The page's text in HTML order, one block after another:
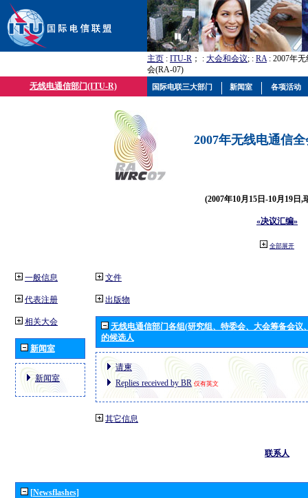
主页 : ITU-R ； : 大会和会议; : RA: 2007年
会(RA-07)
无线电通信部门(ITU-R)
2007年无线电通信
(2007年10月15日-10月19日,
«决议汇编»
全部展开
一般信息
代表注册
相关大会
新闻室
新闻室
文件
出版物
无线电通信部门各组(研究组、特委会、大会筹备会议
的候选人
请柬
Replies received by BR 仅有英文
其它信息
联系人
[Newsflashes]
国际电联三大部门 新闻室 各项活动